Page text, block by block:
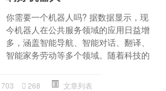
你需要一个机器人吗? 据数据显示，现
今机器人在公共服务领域的应用日益增
多，涵盖智能导航、智能对话、翻译、
智能家务劳动等多个领域。随着科技的
703 268 文章列表